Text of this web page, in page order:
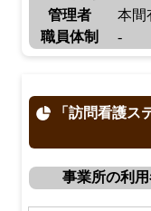
管理者
本間
職員体制
-
「訪問看護ス
事業所の利